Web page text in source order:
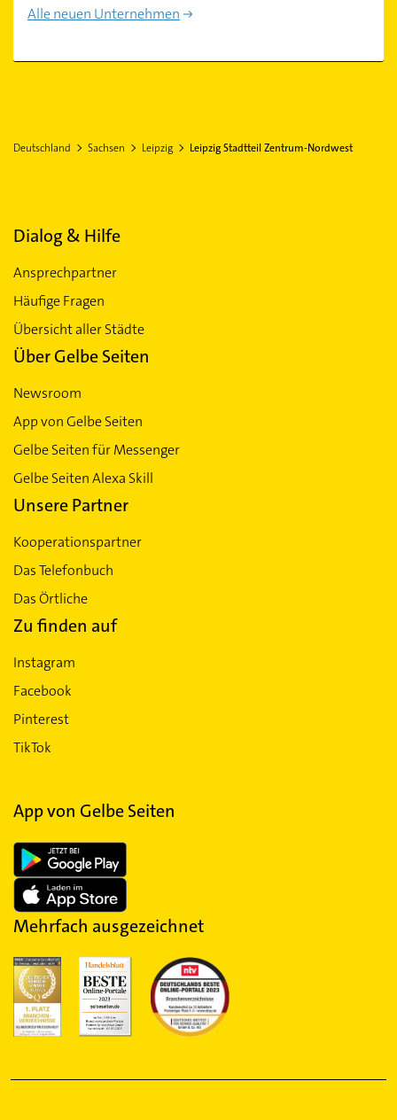
Alle neuen Unternehmen
Deutschland Sachsen Leipzig Leipzig Stadtteil Zentrum-Nordwest
Dialog & Hilfe
Ansprechpartner
Häufige Fragen
Übersicht aller Städte
Über Gelbe Seiten
Newsroom
App von Gelbe Seiten
Gelbe Seiten für Messenger
Gelbe Seiten Alexa Skill
Unsere Partner
Kooperationspartner
Das Telefonbuch
Das Örtliche
Zu finden auf
Instagram
Facebook
Pinterest
TikTok
App von Gelbe Seiten
Mehrfach ausgezeichnet